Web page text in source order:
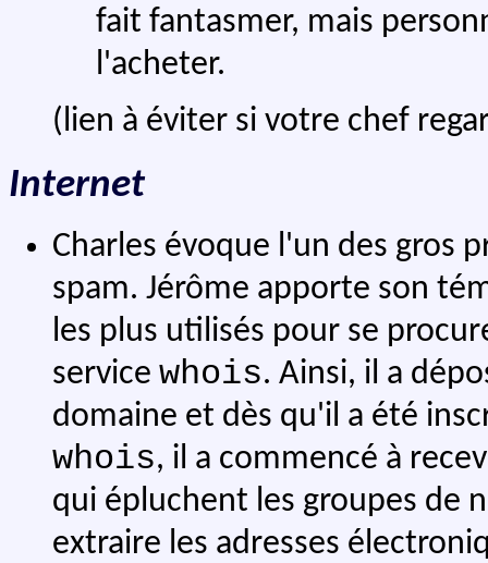
fait fantasmer, mais
l'acheter.
(lien à éviter si votre chef
Internet
Charles évoque l'un des gros
spam. Jérôme apporte son
les plus utilisés pour se
service whois. Ainsi, il a
domaine et dès qu'il a été
whois, il a commencé à
qui épluchent les groupes de
extraire les adresses